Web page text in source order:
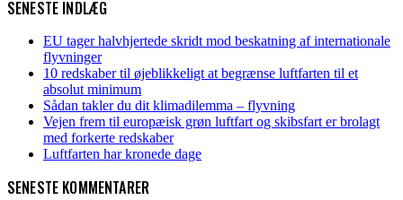
SENESTE INDLÆG
EU tager halvhjertede skridt mod beskatning af internationale
flyvninger
10 redskaber til øjeblikkeligt at begrænse luftfarten til et
absolut minimum
Sådan takler du dit klimadilemma – flyvning
Vejen frem til europæisk grøn luftfart og skibsfart er brolagt
med forkerte redskaber
Luftfarten har kronede dage
SENESTE KOMMENTARER